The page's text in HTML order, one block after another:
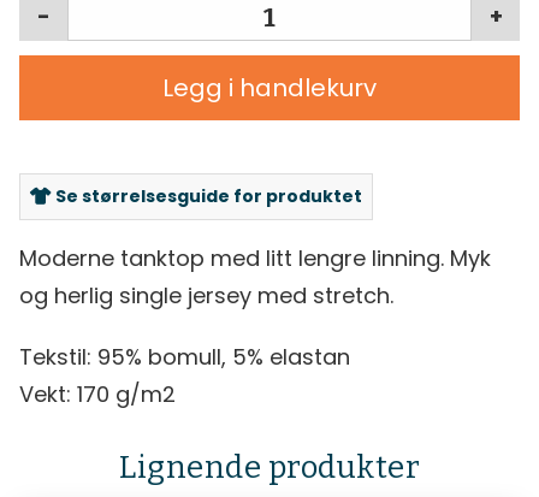
+
-
Legg i handlekurv
Se størrelsesguide for produktet
Moderne tanktop med litt lengre linning. Myk
og herlig single jersey med stretch.
Tekstil: 95% bomull, 5% elastan
Vekt: 170 g/m2
Lignende produkter